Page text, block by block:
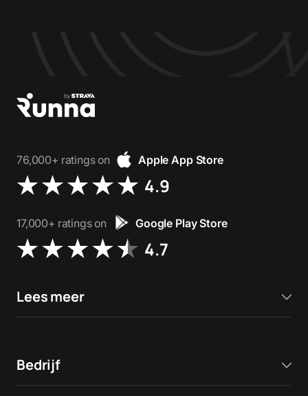
76,000+ ratings on Apple App Store
4.9
17,000+ ratings on Google Play Store
4.7
Lees meer
Bedrijf